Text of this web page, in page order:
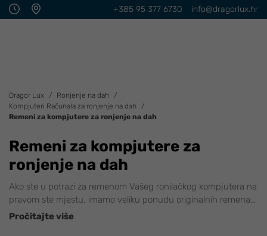
info@dragorlux.hr
+385 95 377 6730
Dragor Lux
Ronjenje na dah
Kompjuteri Računala za ronjenje na dah
Remeni za kompjutere za ronjenje na dah
Remeni za kompjutere za
ronjenje na dah
Ako ste u potrazi za remenom Vašeg ronilačkog kompjutera na
pravom ste mjestu, imamo veliku ponudu originalnih remena…
Pročitajte više